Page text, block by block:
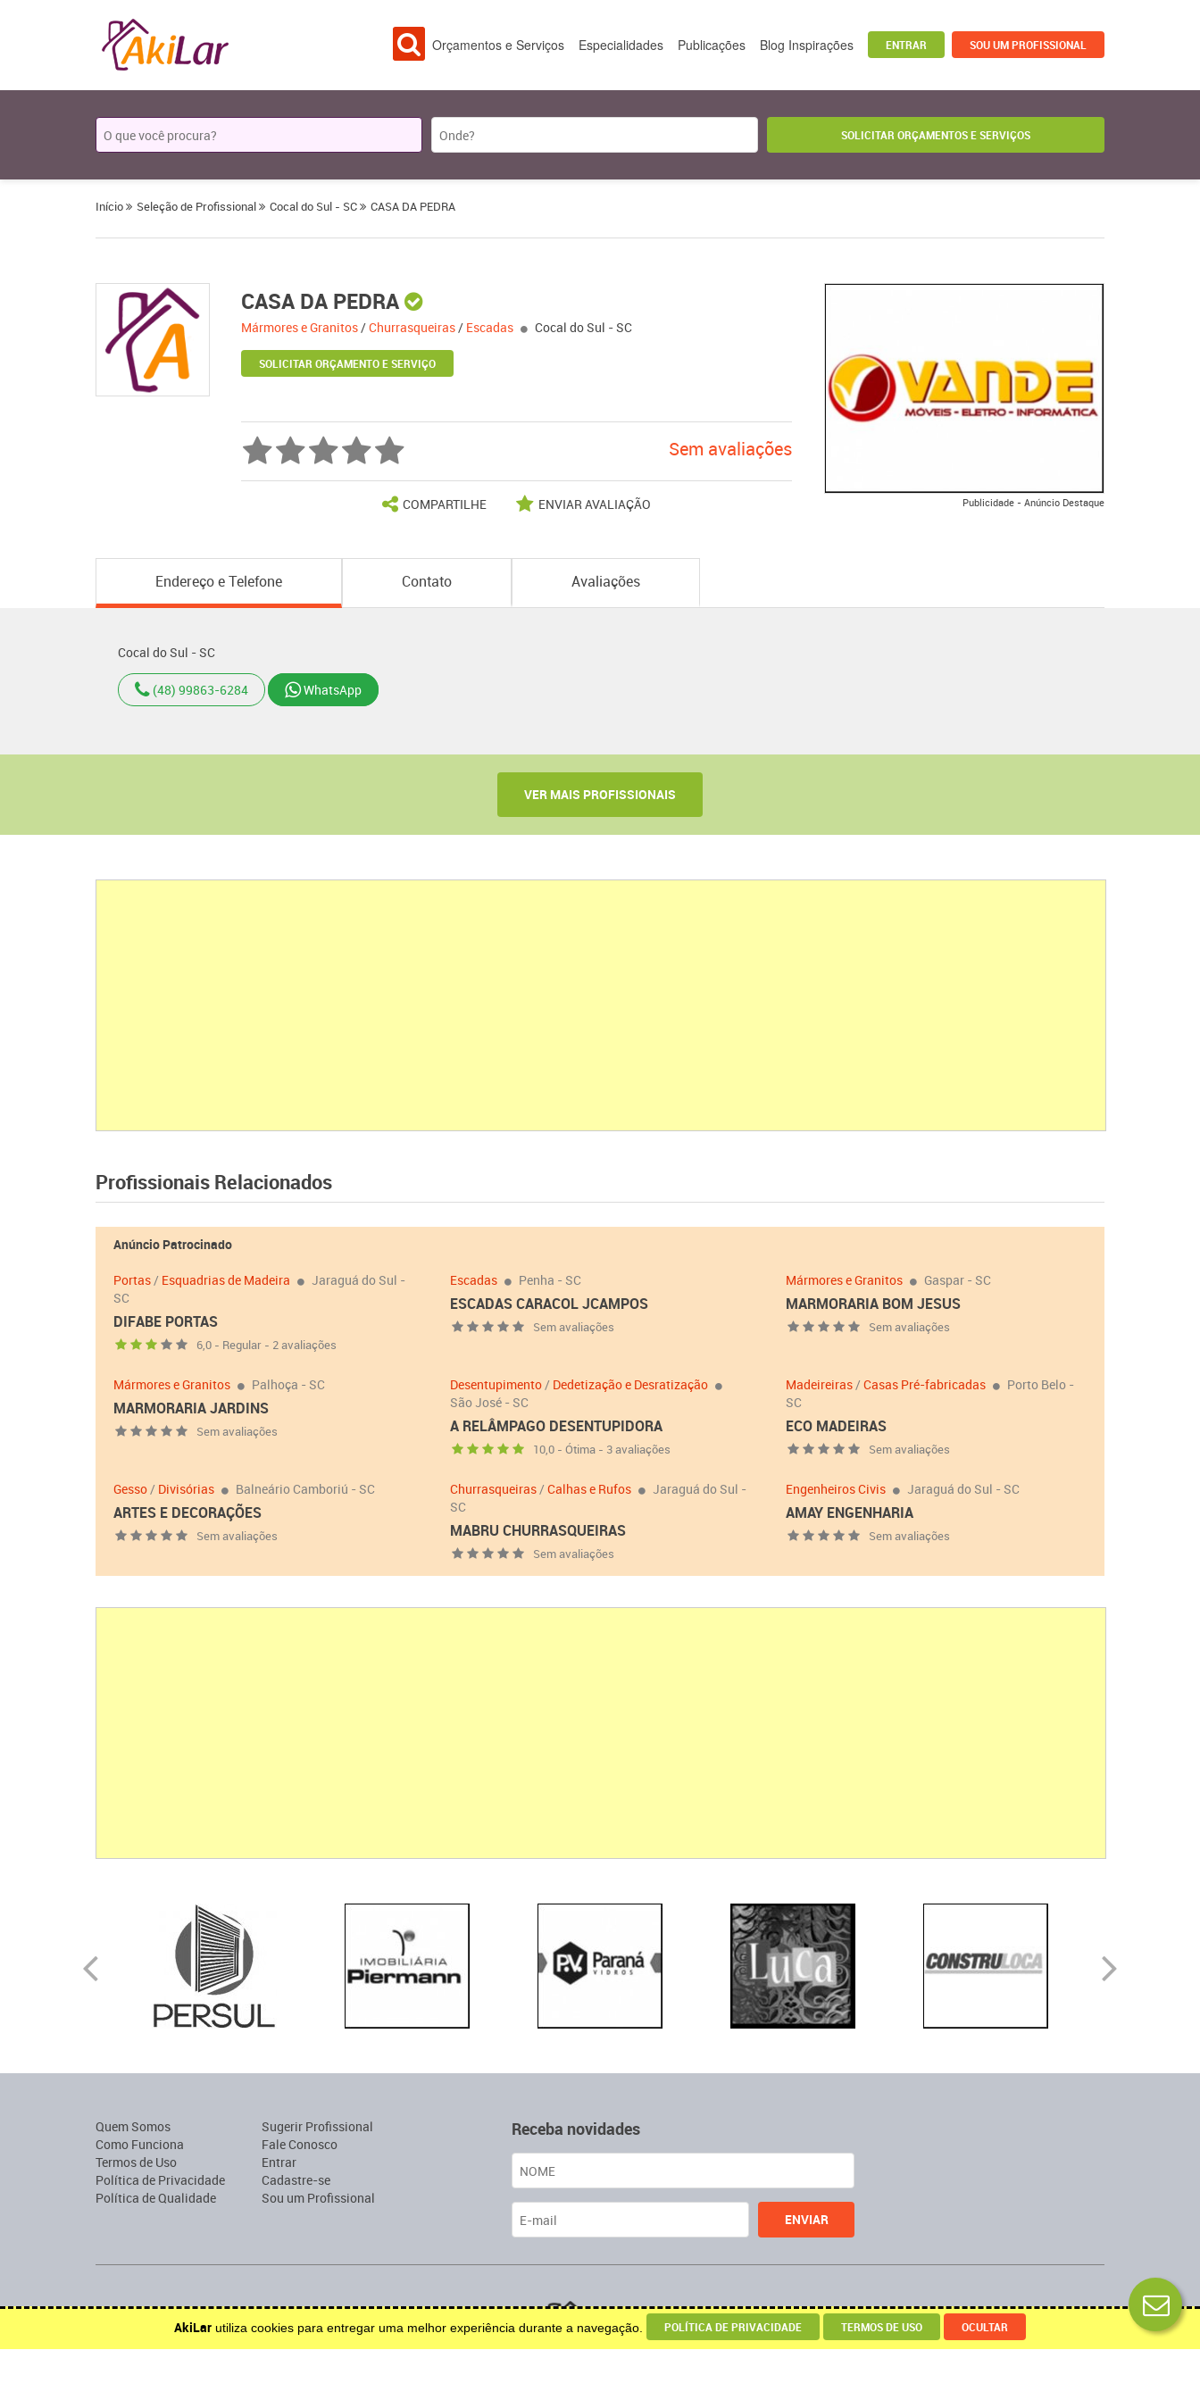
ENTRAR SOU UM PROFISSIONAL
Orçamentos e Serviços Especialidades Publicações Blog Inspirações
Início Seleção de Profissional Cocal do Sul - SC CASA DA PEDRA
CASA DA PEDRA
Mármores e Granitos/Churrasqueiras/ Escadas Cocal do Sul - SC
SOLICITAR ORÇAMENTO E SERVIÇO
Sem avaliações
COMPARTILHE ENVIAR AVALIAÇÃO Publicidade - Anúncio Destaque
Endereço e Telefone Contato Avaliações
Cocal do Sul - SC
(48) 99863-6284 WhatsApp
VER MAIS PROFISSIONAIS
Profissionais Relacionados
Anúncio Patrocinado
Portas/ Esquadrias de Madeira
Jaraguá do Sul -
SC
DIFABE PORTAS
6,0 - Regular - 2 avaliações
Escadas Penha - SC
ESCADAS CARACOL JCAMPOS
Sem avaliações
Mármores e Granitos Gaspar - SC
MARMORARIA BOM JESUS
Sem avaliações
Mármores e Granitos Palhoça - SC
MARMORARIA JARDINS
Sem avaliações
Desentupimento/ Dedetização e Desratização
São José - SC
A RELÂMPAGO DESENTUPIDORA
10,0 - Ótima - 3 avaliações
Madeireiras/Casas Pré-fabricadas
Porto Belo -
SC
ECO MADEIRAS
Sem avaliações
Gesso/ Divisórias Balneário Camboriú - SC
ARTES E DECORAÇÕES
Sem avaliações
Churrasqueiras/Calhas e Rufos
Jaraguá do Sul -
SC
MABRU CHURRASQUEIRAS
Sem avaliações
Engenheiros Civis Jaraguá do Sul - SC
AMAY ENGENHARIA
Sem avaliações
Quem Somos
Como Funciona
Termos de Uso
Política de Privacidade
Política de Qualidade
Sugerir Profissional
Fale Conosco
Entrar
Cadastre-se
Sou um Profissional
Receba novidades
Encontre profissionais para construção, reforma, mobília ou decoração.
Efetue solicitações de orçamento e serviço.
Desenvolvido por
AkiLar utiliza cookies para entregar uma melhor experiência durante a navegação. POLÍTICA DE PRIVACIDADE TERMOS DE USO OCULTAR